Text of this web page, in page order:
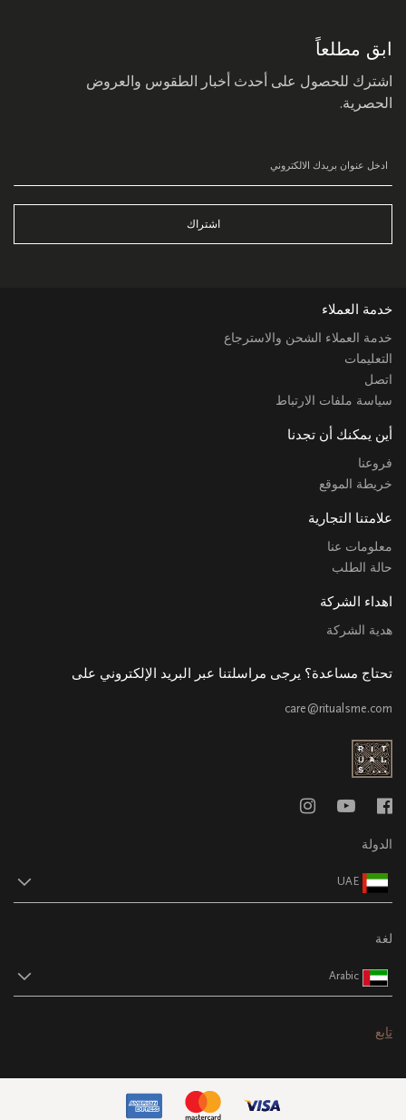
ابق مطلعاً
اشترك للحصول على أحدث أخبار الطقوس والعروض
الحصرية.
اشتراك
خدمة العملاء
خدمة العملاء الشحن والاسترجاع
التعليمات
اتصل
سياسة ملفات الارتباط
أين يمكنك أن تجدنا
فروعنا
خريطة الموقع
علامتنا التجارية
معلومات عنا
حالة الطلب
اهداء الشركة
هدية الشركة
تحتاج مساعدة؟ يرجى مراسلتنا عبر البريد الإلكتروني على
care@ritualsme.com
الدولة
UAE
لغة
Arabic
تابع